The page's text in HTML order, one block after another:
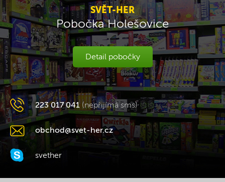
SVĚT-HER
Pobočka Holešovice
Detail pobočky
223 017 041 (nepřijímá sms)
obchod@svet-her.cz
svether